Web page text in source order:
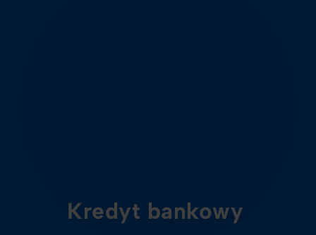
Kredyt bankowy